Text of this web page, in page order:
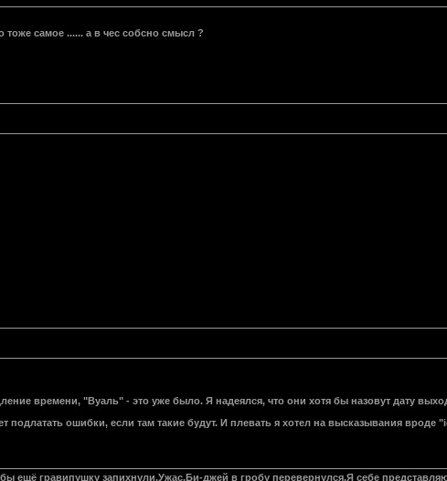
тоже самое ...... а в чес собсно смысл ?
времени, "Вуаль" - это уже было. Я надеялся, что они хотя бы назовут дату
ошибки, если там такие будут. И плевать я хотел на высказывания вроде
ещё гравипушку запихнули.Ужас.Би-джей в гробу перевернулся.Я себе